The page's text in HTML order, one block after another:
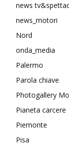
news
news_motori
Nord
onda_media
Palermo
Parola chiave
Photogallery
Pianeta carcere
Piemonte
Pisa